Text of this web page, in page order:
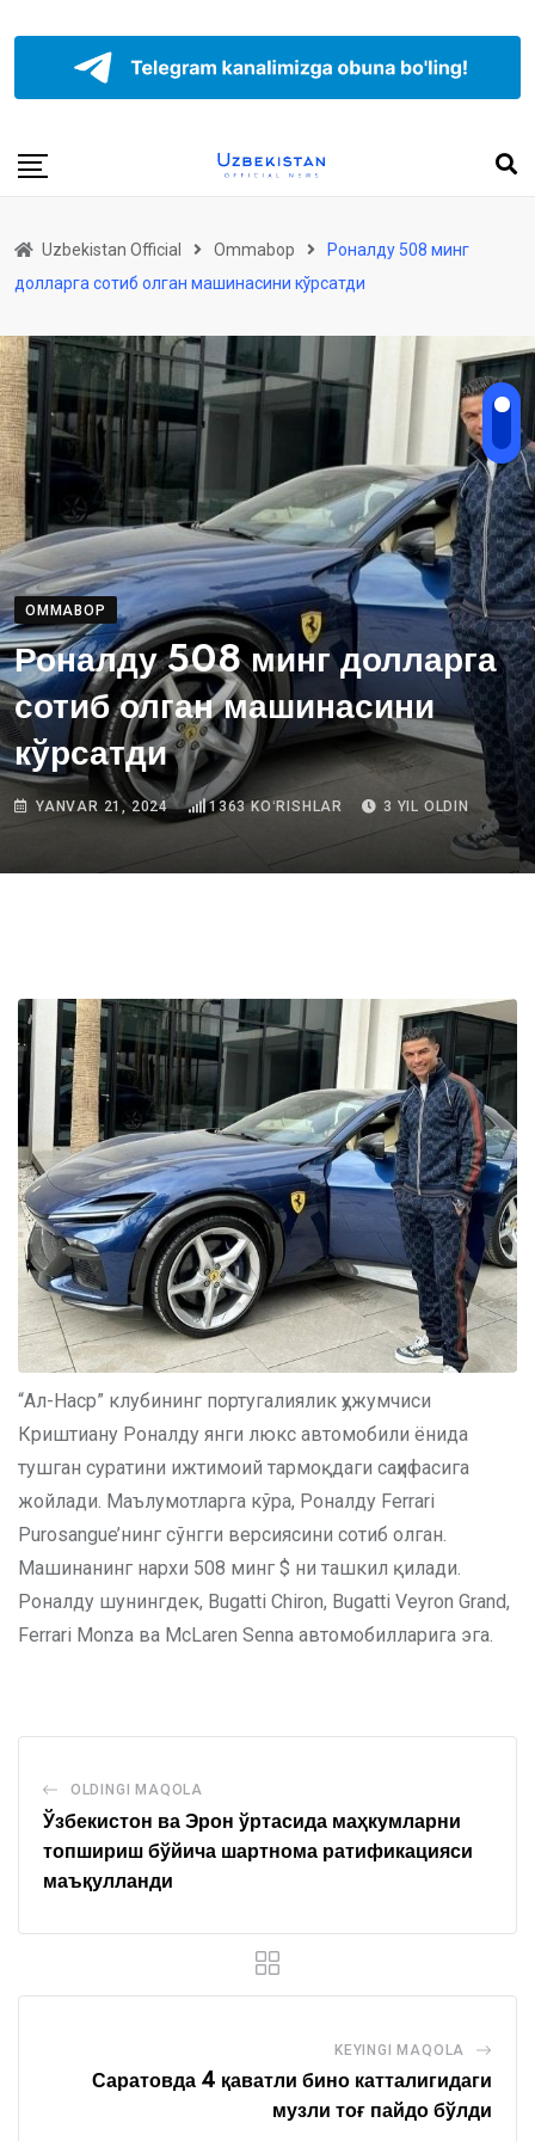
Uzbekistan Official Ommabop
Роналду 508 минг
долларга сотиб олган машинасини кўрсатди
OMMABOP
Роналду 508 минг долларга
сотиб олган машинасини
кўрсатди
YANVAR 21, 2024 1363KOʻRISHLAR 3 YIL OLDIN
“Ал-Наср” клубининг португалиялик ҳужумчиси
Криштиану Роналду янги люкс автомобили ёнида
тушган суратини ижтимоий тармоқдаги саҳифасига
жойлади. Маълумотларга кўра, Роналду Ferrari
Purosangue’нинг сўнгги версиясини сотиб олган.
Машинанинг нархи 508 минг $ ни ташкил қилади.
Роналду шунингдек, Bugatti Chiron, Bugatti Veyron Grand,
Ferrari Monza ва McLaren Senna автомобилларига эга.
OLDINGI MAQOLA
Ўзбекистон ва Эрон ўртасида маҳкумларни
топшириш бўйича шартнома ратификацияси
маъқулланди
KEYINGI MAQOLA
Саратовда 4 қаватли бино катталигидаги
музли тоғ пайдо бўлди